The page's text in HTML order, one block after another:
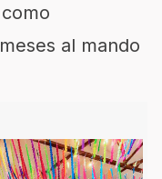
al mando